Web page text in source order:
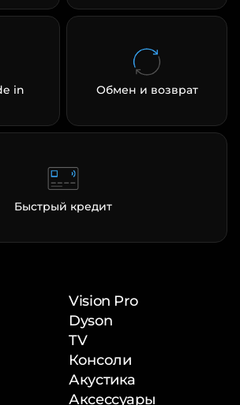
in Обмен и возврат
Быстрый кредит
Vision Pro
Dyson
TV
Консоли
Акустика
Аксессуары